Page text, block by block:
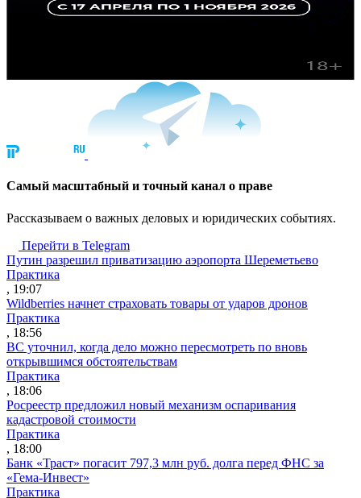
Cамый масштабный и точный канал о праве
Рассказываем о важных деловых и юридических событиях.
Перейти в Telegram
Путин разрешил приватизацию аэропорта Шереметьево
Практика
, 19:07
Wildberries начнет страховать товары от ударов дронов
Практика
, 18:56
ВС уточнил, когда дело можно пересмотреть по вновь
открывшимся обстоятельствам
Практика
, 18:06
Росреестр предложил новый механизм оспаривания
кадастровой стоимости
Практика
, 18:00
Банк «Траст» погасит 797,3 млн руб. долга перед ФНС за
«Гема-Инвест»
Практика